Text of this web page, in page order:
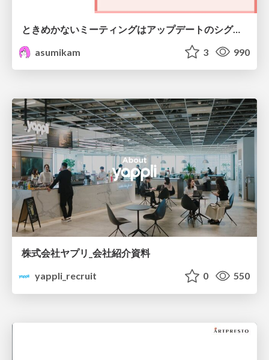
ときめかないミーティングはアップデートのシグナル #scrumosaka
asumikam
3 990
株式会社ヤプリ_会社紹介資料
yappli_recruit
0 550